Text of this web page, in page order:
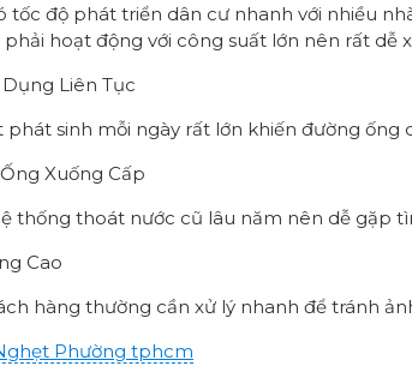
tốc độ phát triển dân cư nhanh với nhiều
hoạt động với công suất lớn nên rất dễ
Liên Tục
sinh mỗi ngày rất lớn khiến đường ống
Xuống Cấp
thống thoát nước cũ lâu năm nên dễ gặp
Cao
hàng thường cần xử lý nhanh để tránh
Phường tphcm